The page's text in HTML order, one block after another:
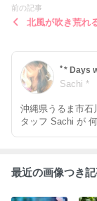
前の記事
北風が吹き荒れ
ﾟ* Days
Sachi *
沖縄県うるま市石
タッフ Sachi が
好きなことや物
最近の画像つき